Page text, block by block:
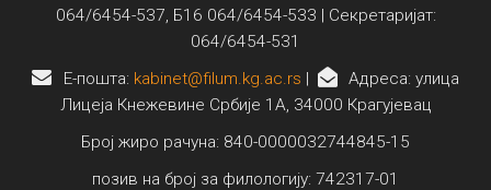
064/6454-537, Б16 064/6454-533 | Секретаријат:
064/6454-531
E-пошта: kabinet@filum.kg.ac.rs |
Адреса: улица
Лицеја Кнежевине Србије 1А, 34000 Крагујевац
Број жиро рачуна: 840-0000032744845-15
позив на број за филологију: 742317-01